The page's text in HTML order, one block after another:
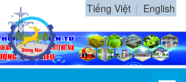
Tiếng Việt English